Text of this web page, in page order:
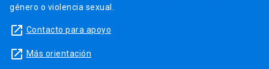
género o violencia sexual.
launch Contacto para apoyo
launch Más orientación